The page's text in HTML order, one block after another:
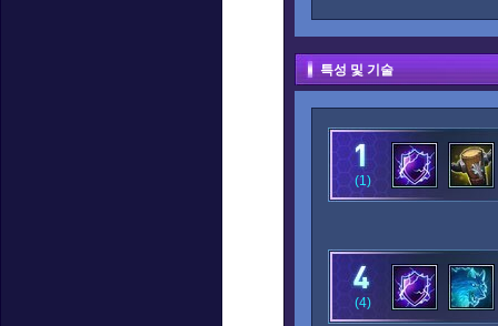
특성 및 기술
(1)
(4)